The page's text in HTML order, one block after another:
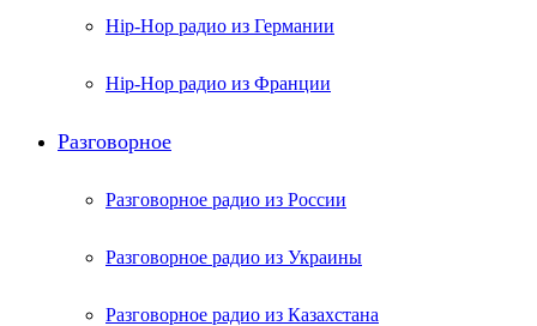
Hip-Hop радио из Германии
Hip-Hop радио из Франции
Разговорное
Разговорное радио из России
Разговорное радио из Украины
Разговорное радио из Казахстана